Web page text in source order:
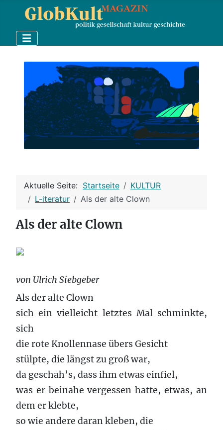
Aktuelle Seite: Startseite
KULTUR
L-iteratur
Als der alte Clown
Als der alte Clown
von Ulrich Siebgeber
Als der alte Clown
sich ein vielleicht letztes Mal schminkte,
sich
die rote Knollennase übers Gesicht
stülpte, die längst zu groß war,
da geschah’s, dass ihm etwas einfiel,
was er beinahe vergessen hatte, etwas, an
dem er klebte,
so wie andere daran kleben, die